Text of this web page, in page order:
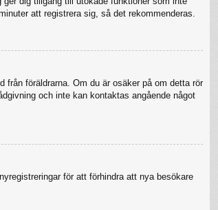
att registrera sig, så det rekommenderas.
föräldrarna. Om du är osäker på om detta rör
och inte kan kontaktas angående något
för att förhindra att nya besökare